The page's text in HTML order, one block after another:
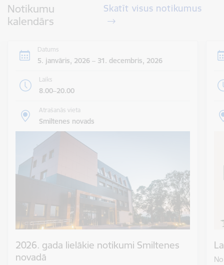
Notikumu
kalendārs
Skatīt visus notikumus
Datums
5. janvāris, 2026 – 31. decembris, 2026
Laiks
8.00–20.00
Atrašanās vieta
Smiltenes novads
2026. gada lielākie notikumi Smiltenes
novadā